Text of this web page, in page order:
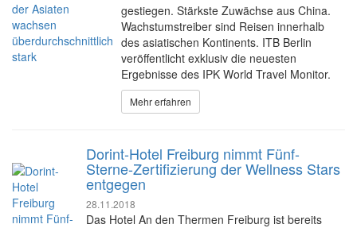
gestiegen. Stärkste Zuwächse aus China.
Wachstumstreiber sind Reisen innerhalb
des asiatischen Kontinents. ITB Berlin
veröffentlicht exklusiv die neuesten
Ergebnisse des IPK World Travel Monitor.
Mehr erfahren
Dorint-Hotel Freiburg nimmt Fünf-
Sterne-Zertifizierung der Wellness Stars
entgegen
28.11.2018
Das Hotel An den Thermen Freiburg ist bereits